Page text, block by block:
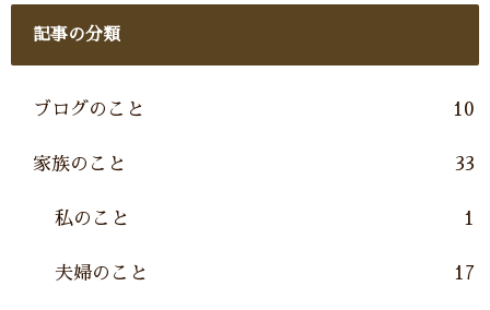
記事の分類
ブログのこと 10
家族のこと 33
私のこと 1
夫婦のこと 17